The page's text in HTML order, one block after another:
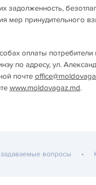
мер принудительного
оплаты потребители
по адресу, ул.
почте
www.moldovagaz.md.
задаваемые вопросы